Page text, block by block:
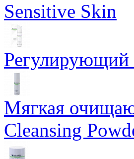
Sensitive Skin
Регулирующий
Мягкая
Cleansing